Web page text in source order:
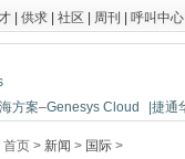
供求 社区 周刊 呼叫中心
方案–Genesys Cloud
|捷通
首页 > 新闻 > 国际 >